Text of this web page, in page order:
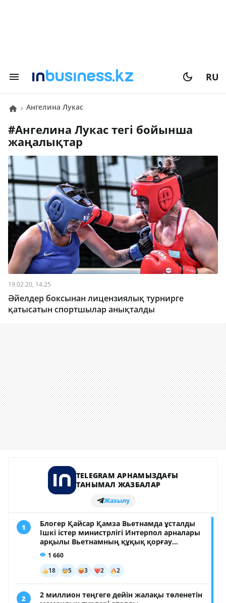
RU
Ангелина Лукас
# Ангелина Лукас тегі бойынша
жаңалықтар
19.02.20, 14:25
Әйелдер боксынан лицензиялық турнирге
қатысатын спортшылар анықталды